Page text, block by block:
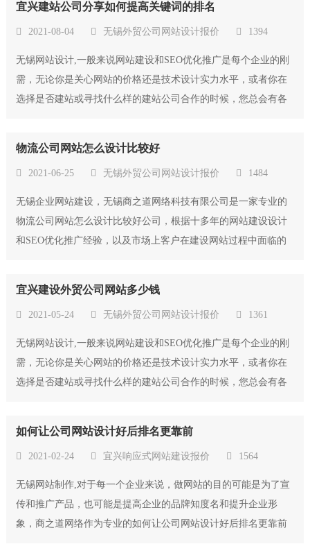
牌的江阴商城网站开发公司哪家比较靠谱公...
宜兴建站公司分享如何提高关键词的排名
2021-08-04 无锡外贸公司网站设计报价 1394
无锡网站设计,一般来说网站建设和SEO优化推广是每个企业的刚
需，无论你是关心网站的价格还是技术设计实力水平，或者你在
选择是否建站或寻找什么样的建站公司合作的时候，您总会有各
的认可，商之道作为专业的宜兴建站公司...
物流公司网站怎么设计比较好
2021-06-25 无锡外贸公司网站设计报价 1484
无锡企业网站建设，无锡商之道网络科技有限公司是一家专业的
物流公司网站怎么设计比较好公司，根据十多年的网站建设设计
和SEO优化推广经验，以及市场上客户在建设网站过程中面临的
单，都得到了客户和同行的致好评。可以有...
宜兴建设外贸公司网站多少钱
2021-05-24 无锡外贸公司网站设计报价 1361
无锡网站设计,一般来说网站建设和SEO优化推广是每个企业的刚
需，无论你是关心网站的价格还是技术设计实力水平，或者你在
选择是否建站或寻找什么样的建站公司合作的时候，您总会有各
的认可，商之道作为专业的宜兴建设外贸...
如何让公司网站设计好后排名更靠前
2021-02-24 宜兴响应式网站建设报价 1564
无锡网站制作,对于每一个企业来说，做网站的目的可能是为了宣
传和推广产品，也可能是提高企业的品牌知度名和提升企业形
象，商之道网络作为专业的如何让公司网站设计好后排名更靠前